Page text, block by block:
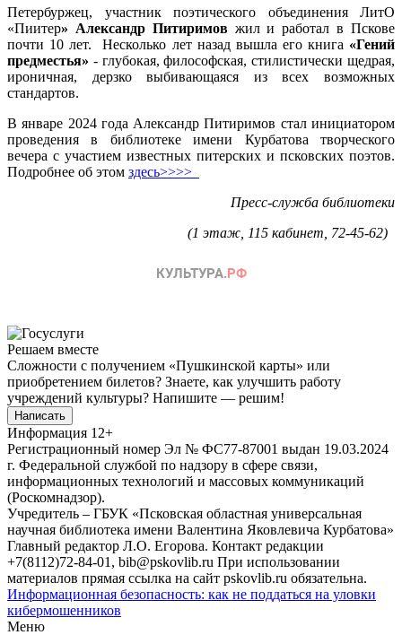
Петербуржец, участник поэтического объединения ЛитО
«Пиитер» Александр Питиримовжил и работал в Пскове
почти 10 лет. Несколько лет назад вышла его книга «Гений
предместья» - глубокая, философская, стилистически щедрая,
ироничная, дерзко выбивающаяся из всех возможных
стандартов.
В январе 2024 года Александр Питиримов стал инициатором
проведения в библиотеке имени Курбатова творческого
вечера с участием известных питерских и псковских поэтов.
Подробнее об этом здесь>>>>
Пресс-служба библиотеки
(1 этаж, 115 кабинет, 72-45-62)
Решаем вместе
Сложности с получением «Пушкинской карты» или
приобретением билетов? Знаете, как улучшить работу
учреждений культуры? Напишите — решим!
Написать
Информация 12+
Регистрационный номер Эл № ФС77-87001 выдан 19.03.2024
г. Федеральной службой по надзору в сфере связи,
информационных технологий и массовых коммуникаций
(Роскомнадзор).
Учредитель – ГБУК «Псковская областная универсальная
научная библиотека имени Валентина Яковлевича Курбатова»
Главный редактор Л.О. Егорова. Контакт редакции
+7(8112)72-84-01, bib@pskovlib.ru При использовании
материалов прямая ссылка на сайт pskovlib.ru обязательна.
Информационная безопасность: как не поддаться на уловки
кибермошенников
Меню